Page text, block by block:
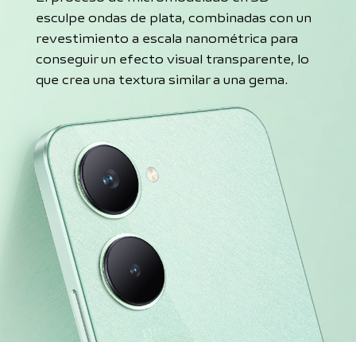
esculpe ondas de plata, combinadas con un
revestimiento a escala nanométrica para
conseguir un efecto visual transparente, lo
que crea una textura similar a una gema.